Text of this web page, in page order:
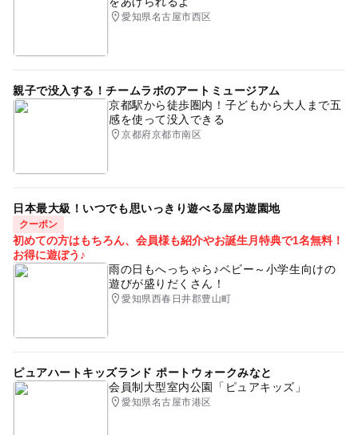
愛知県名古屋市西区
親子で没入する！チームラボのアートミュージアム
京都駅から徒歩圏内！子どもから大人まで五
感を使って没入できる
京都府京都市南区
日本最大級！いつでも思いっきり遊べる屋内遊園地
クーポン
初めての方はもちろん、会員様も紹介やお誕生月特典で1名無料！
お得に遊ぼう♪
雨の日もへっちゃら♪ベビー～小学生向けの
遊びが盛りだくさん！
愛知県西春日井郡豊山町
ピュアハートキッズランド ポートウォークみなと
会員制大型室内公園「ピュアキッズ」
愛知県名古屋市港区